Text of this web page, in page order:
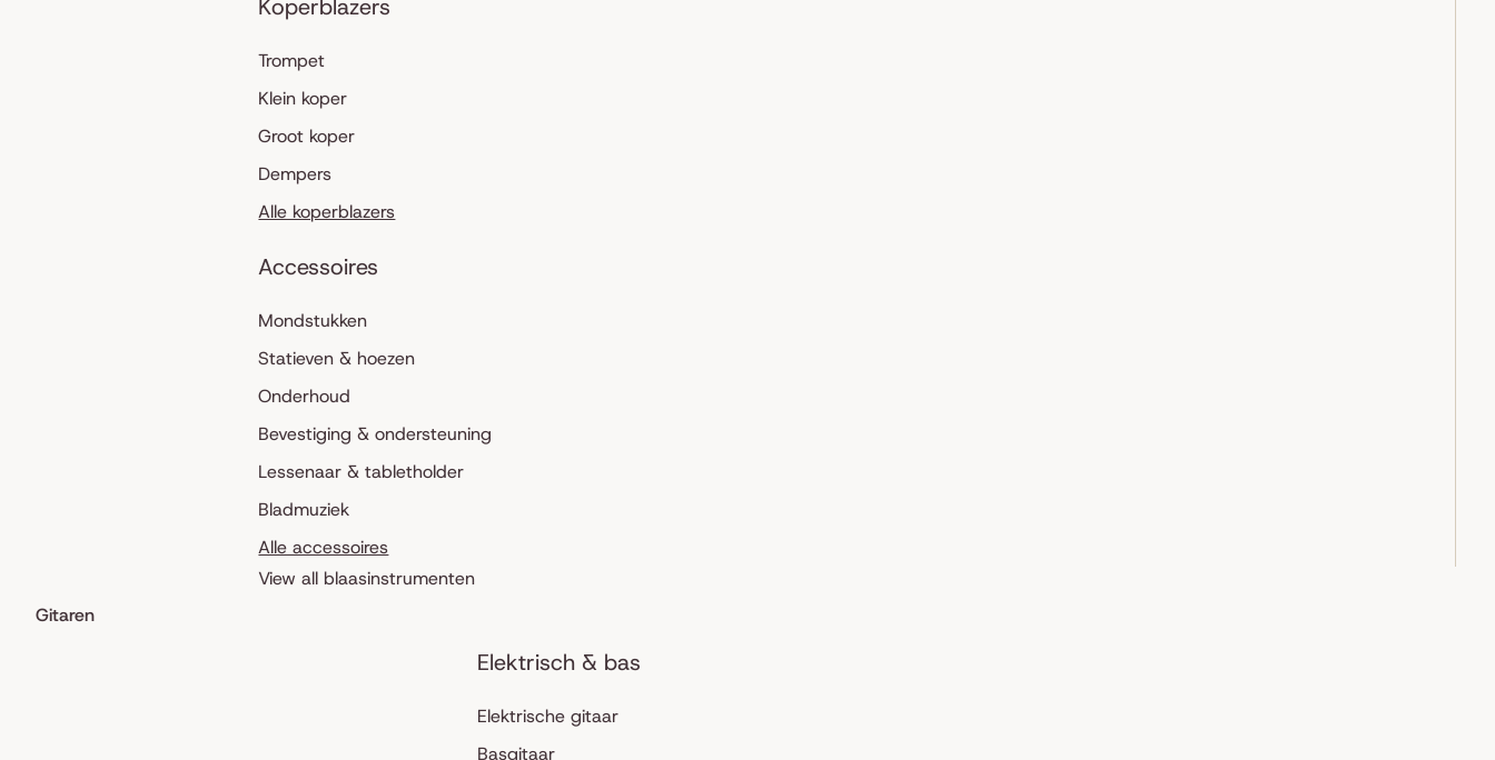
Koperblazers
Trompet
Klein koper
Groot koper
Dempers
Alle koperblazers
Accessoires
Mondstukken
Statieven & hoezen
Onderhoud
Bevestiging & ondersteuning
Lessenaar & tabletholder
Bladmuziek
Alle accessoires
View all blaasinstrumenten
Gitaren
Elektrisch & bas
Elektrische gitaar
Basgitaar